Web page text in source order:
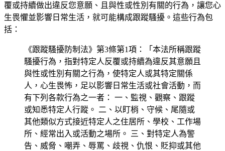
覆或持續做出違反您意願、且與性或性別有關的行為，讓您心
生畏懼並影響日常生活，就可能構成跟蹤騷擾。這些行為包
括：
《跟蹤騷擾防制法》第3條第1項：「本法所稱跟蹤
騷擾行為，指對特定人反覆或持續為違反其意願且
與性或性別有關之行為，使特定人或其特定關係
人，心生畏怖，足以影響日常生活或社會活動，而
有下列各款行為之一者： 一、監視、觀察、跟蹤
或知悉特定人行蹤。 二、以盯梢、守候、尾隨或
其他類似方式接近特定人之住居所、學校、工作場
所、經常出入或活動之場所。 三、對特定人為警
告、威脅、嘲弄、辱罵、歧視、仇恨、貶抑或其他